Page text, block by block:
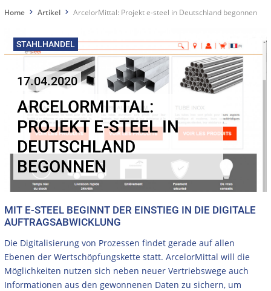
Home Artikel ArcelorMittal: Projekt e-steel in Deutschland begonnen
STAHLHANDEL
17.04.2020
ARCELORMITTAL:
PROJEKT E-STEEL IN
DEUTSCHLAND
BEGONNEN
MIT E-STEEL BEGINNT DER EINSTIEG IN DIE DIGITALE
AUFTRAGSABWICKLUNG
Die Digitalisierung von Prozessen findet gerade auf allen
Ebenen der Wertschöpfungskette statt. ArcelorMittal will die
Möglichkeiten nutzen sich neben neuer Vertriebswege auch
Informationen aus den gewonnenen Daten zu sichern, um